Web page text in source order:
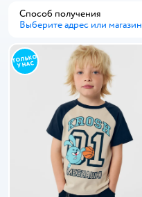
Способ получения
Выберите адрес или магазин